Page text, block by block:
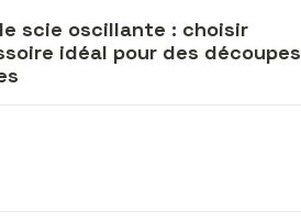
scie oscillante : choisir
idéal pour des découpes